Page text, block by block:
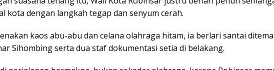
kota dengan langkah tegap dan senyum cerah.
kaos abu-abu dan celana olahraga hitam, ia berlari santai
Sihombing serta dua staf dokumentasi setia di belakang.